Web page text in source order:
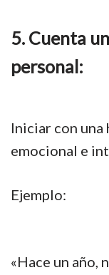
5. Cuenta
personal:
Iniciar con
emocional e
Ejemplo:
«Hace un año,